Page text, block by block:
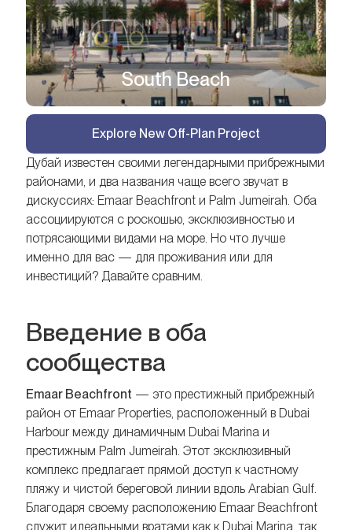
Дубай известен своими легендарными прибрежными
районами, и два названия чаще всего звучат в
дискуссиях: Emaar Beachfront и Palm Jumeirah. Оба
ассоциируются с роскошью, эксклюзивностью и
потрясающими видами на море. Но что лучше
именно для вас — для проживания или для
инвестиций? Давайте сравним.
Введение в оба
сообщества
Emaar Beachfront — это престижный прибрежный
район от Emaar Properties, расположенный в Dubai
Harbour между динамичным Dubai Marina и
престижным Palm Jumeirah. Этот эксклюзивный
комплекс предлагает прямой доступ к частному
пляжу и чистой береговой линии вдоль Arabian Gulf.
Благодаря своему расположению Emaar Beachfront
служит идеальными вратами как к Dubai Marina, так
South Beach
Explore New Off-Plan Project